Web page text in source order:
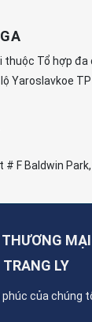
Tổ hợp đa
Yaroslavkoe
F Baldwin Park,
TRANG LY
của chúng